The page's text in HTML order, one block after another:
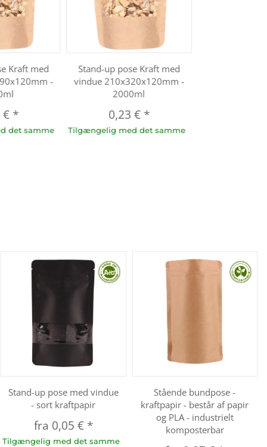
Kraft med
-
€ *
det samme
Stand-up pose Kraft med
vindue 210x320x120mm -
2000ml
0,23 € *
Tilgængelig med det samme
Stand-up pose med vindue
- sort kraftpapir
fra 0,05 € *
Tilgængelig med det samme
Stående bundpose -
kraftpapir - består af papir
og PLA - industrielt
komposterbar